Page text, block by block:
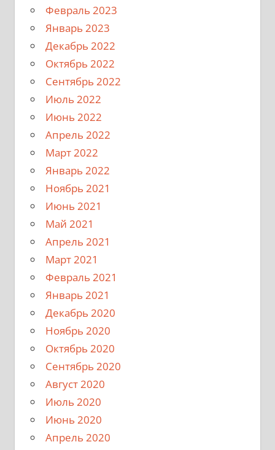
Февраль 2023
Январь 2023
Декабрь 2022
Октябрь 2022
Сентябрь 2022
Июль 2022
Июнь 2022
Апрель 2022
Март 2022
Январь 2022
Ноябрь 2021
Июнь 2021
Май 2021
Апрель 2021
Март 2021
Февраль 2021
Январь 2021
Декабрь 2020
Ноябрь 2020
Октябрь 2020
Сентябрь 2020
Август 2020
Июль 2020
Июнь 2020
Апрель 2020